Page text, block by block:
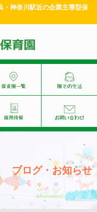
神奈川駅近の企業主導型保
ブログ・お知らせ